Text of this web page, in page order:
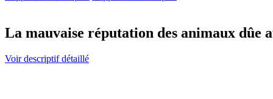
La mauvaise réputation des animaux dûe
Voir descriptif détaillé